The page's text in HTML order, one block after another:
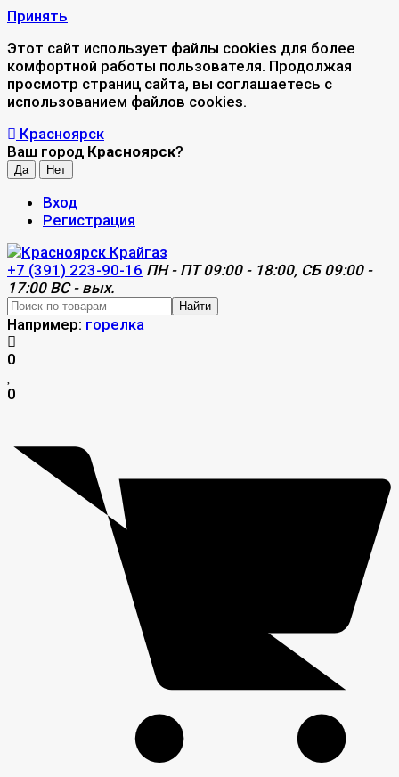
Принять
Этот сайт использует файлы cookies для более
комфортной работы пользователя. Продолжая
просмотр страниц сайта, вы соглашаетесь с
использованием файлов cookies.
Красноярск
Ваш город Красноярск?
Вход
Регистрация
+7 (391) 223-90-16 ПН - ПТ 09:00 - 18:00, СБ 09:00 -
17:00 ВС - вых.
Найти
Например: горелка
0
0